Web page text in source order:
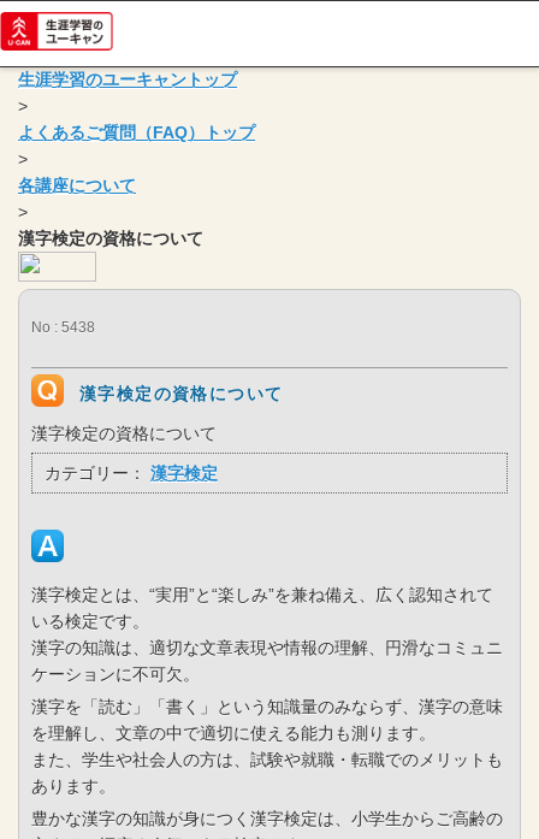
生涯学習のユーキャントップ
>
よくあるご質問（FAQ）トップ
>
各講座について
>
漢字検定の資格について
No : 5438
漢字検定の資格について
漢字検定の資格について
カテゴリー： 漢字検定
漢字検定とは、“実用”と“楽しみ”を兼ね備え、広く認知されて
いる検定です。
漢字の知識は、適切な文章表現や情報の理解、円滑なコミュニ
ケーションに不可欠。
漢字を「読む」「書く」という知識量のみならず、漢字の意味
を理解し、文章の中で適切に使える能力も測ります。
また、学生や社会人の方は、試験や就職・転職でのメリットも
あります。
豊かな漢字の知識が身につく漢字検定は、小学生からご高齢の